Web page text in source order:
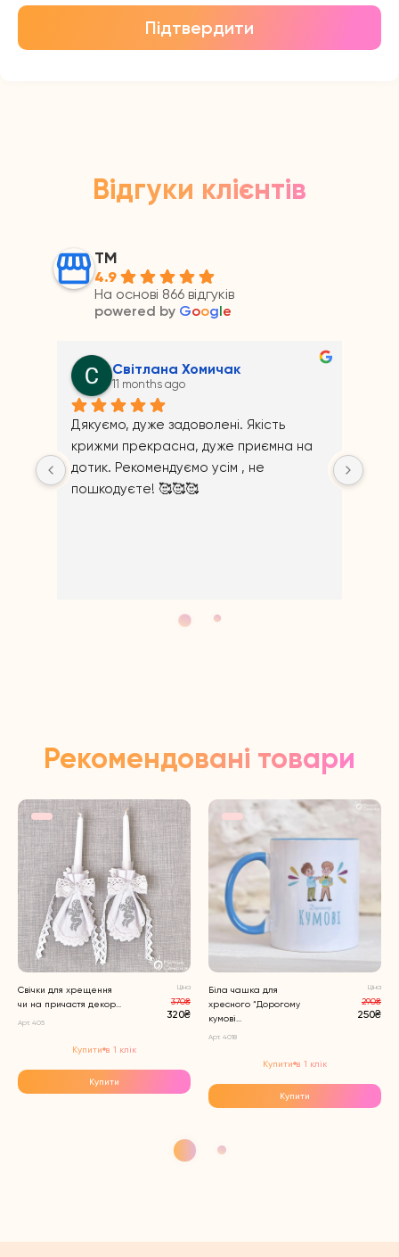
Підтвердити
Відгуки клієнтів
ТМ
4.9
На основі 866 відгуків
powered by Google
Світлана Хомичак
11 months ago
Дякуємо, дуже задоволені. Якість
крижми прекрасна, дуже приємна на
дотик. Рекомендуємо усім , не
пошкодуєте! 🥰🥰🥰
Рекомендовані товари
Свічки для хрещення
чи на причастя декор...
Арт. 405
Ціна
370₴
320₴
Купити в 1 клік
Купити
Біла чашка для
хресного “Дорогому
кумові...
Арт. 4018
Ціна
290₴
250₴
Купити в 1 клік
Купити